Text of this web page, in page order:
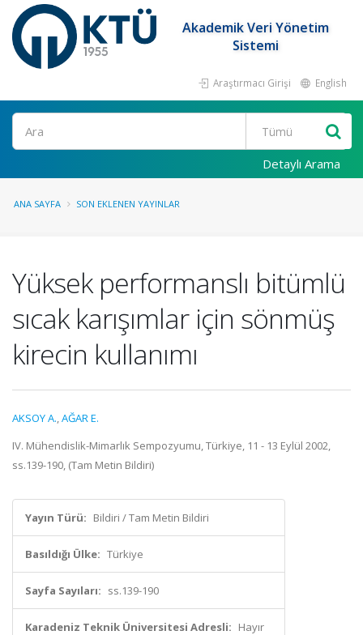
Akademik Veri Yönetim
Sistemi
Araştırmacı Girişi English
Ara
Detaylı Arama
ANA SAYFA SON EKLENEN YAYINLAR
Yüksek performanslı bitümlü
sıcak karışımlar için sönmüş
kirecin kullanımı
AKSOY A.,AĞAR E.
IV. Mühendislik-Mimarlık Sempozyumu, Türkiye, 11 - 13 Eylül 2002,
ss.139-190, (Tam Metin Bildiri)
Yayın Türü: Bildiri / Tam Metin Bildiri
Basıldığı Ülke: Türkiye
Sayfa Sayıları: ss.139-190
Karadeniz Teknik Üniversitesi Adresli: Hayır